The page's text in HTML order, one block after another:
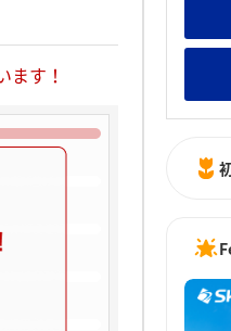
みんなの新卒就職人気企業ラ
ます！